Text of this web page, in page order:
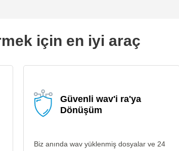
için en iyi araç
Güvenli wav'i ra'ya
Dönüşüm
Biz anında wav yüklenmiş dosyalar ve 24